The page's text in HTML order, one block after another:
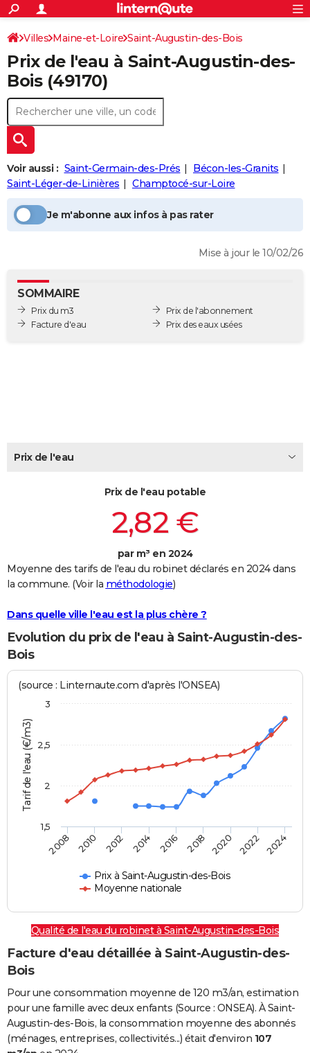
ACTUALITÉS
Politique
Société
Faits Divers
Education
Monde
Villes
+
SPORT
Coupe du monde 2026
Football
Tennis
Cyclisme
Rugby
Forum
CULTURE
Programme TV
TNT
Streaming
Cinéma
Sorties cinéma
Musique
+
FINANCE
Retraite
Impôts
Epargne
Immobilier
Risques naturels par ville
Banque
Assurance
Crédit
AUTO
Essais
Réserver un essai
Citadines
Berlines
SUV
Forum auto
+
HIGH-TECH
Mobiles
Meilleur smartphone
Internet
Ordinateurs
Jeux vidéo
Guide high-tech
+
BRICOLAGE
Forum
Aménagement intérieur
Extérieur
Cuisine
Salle de bains
Jardinage
Rangement
WEEK-END
Alimentation
Guide de la santé
Maladies
Médicaments
Sommeil
VOYAGE
Destinations
City break
Voyage nature
Voyage de noces
Forum
Climat
PHOTO
Dictionnaire
Biographies
Citations
Expressions
Proverbes
Bricolage
Lifestyle
Culture
Sport
Auto
Television
Voyage
Cinema
Rechercher
S'inscrire
Connexion
Villes Maine-et-Loire Saint-Augustin-des-Bois
Prix de l'eau
Prix de l'eau à Saint-Augustin-des-
Bois(49170)
Voir aussi : Saint-Germain-des-Prés
Bécon-les-Granits
Saint-Léger-de-Linières
Champtocé-sur-Loire
Je m'abonne aux infos à pas rater
Mise à jour le 10/02/26
SOMMAIRE
Prix du m3
Facture d'eau
Prix de l'abonnement
Prix des eaux usées
Prix de l'eau
Prix de l'eau potable
2,82 €
par m³ en 2024
Moyenne des tarifs de l'eau du robinet déclarés en 2024 dans
la commune. (Voir la méthodologie)
Dans quelle ville l'eau est la plus chère ?
Evolution du prix de l'eau à Saint-Augustin-des-
Bois
Tarif de l'eau (€/m3)
(source : Linternaute.com d'après l'ONSEA)
Prix à Saint-Augustin-des-Bois
Moyenne nationale
2008 2010 2012 2014 2016 2018 2020 2022 2024
1,5
2
2,5
3
Qualité de l'eau du robinet à Saint-Augustin-des-Bois
Facture d'eau détaillée à Saint-Augustin-des-
Bois
Pour une consommation moyenne de 120 m3/an, estimation
pour une famille avec deux enfants (Source : ONSEA). À Saint-
Augustin-des-Bois, la consommation moyenne des abonnés
(ménages, entreprises, collectivités...) était d'environ 107